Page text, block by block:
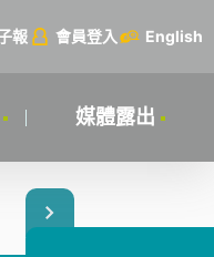
報 會員登入 English
媒體露出